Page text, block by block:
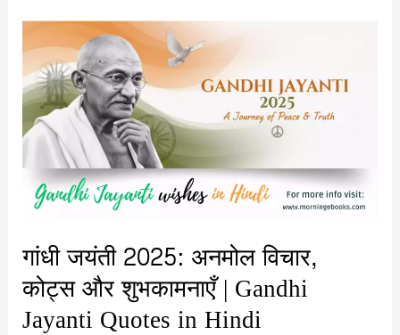
Quotes
in
Hindi:
जीवन
बदलने
विचार
गांधी जयंती 2025: अनमोल विचार,
कोट्स और शुभकामनाएँ | Gandhi
Jayanti Quotes in Hindi